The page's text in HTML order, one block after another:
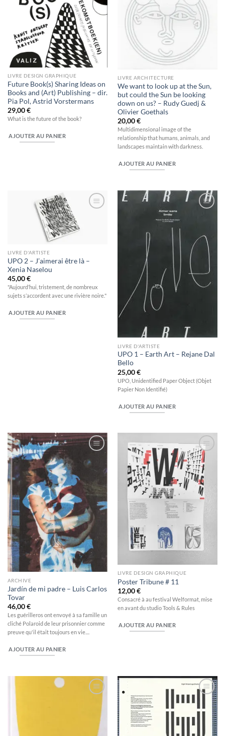
LIVRE DESIGN GRAPHIQUE
Future Book(s) Sharing Ideas on
Books and (Art) Publishing – dir.
Pia Pol, Astrid Vorstermans
29,00€
What is the future of the book?
AJOUTER AU PANIER
LIVRE ARCHITECTURE
We want to look up at the Sun,
but could the Sun be looking
down on us? – Rudy Guedj &
Olivier Goethals
20,00€
Multidimensional image of the
relationship that humans, animals, and
landscapes maintain with darkness.
AJOUTER AU PANIER
LIVRE D'ARTISTE
UPO 2 – J’aimerai être là –
Xenia Naselou
45,00€
"Aujourd’hui, tristement, de nombreux
sujets s’accordent avec une rivière noire."
AJOUTER AU PANIER
LIVRE D'ARTISTE
UPO 1 – Earth Art – Rejane Dal
Bello
25,00€
UPO, Unidentified Paper Object (Objet
Papier Non Identifié)
AJOUTER AU PANIER
à la
ARCHIVE
Jardín de mi padre – Luis Carlos
Tovar
46,00€
Les guérilleros ont envoyé à sa famille un
cliché Polaroid de leur prisonnier comme
preuve qu'il était toujours en vie....
AJOUTER AU PANIER
Ajouter
à la
wishlist
LIVRE DESIGN GRAPHIQUE
Poster Tribune # 11
12,00€
Consacré à au festival Welformat, mise
en avant du studio Tools & Rules
AJOUTER AU PANIER
Ajouter
wishlist
Ajouter
à la